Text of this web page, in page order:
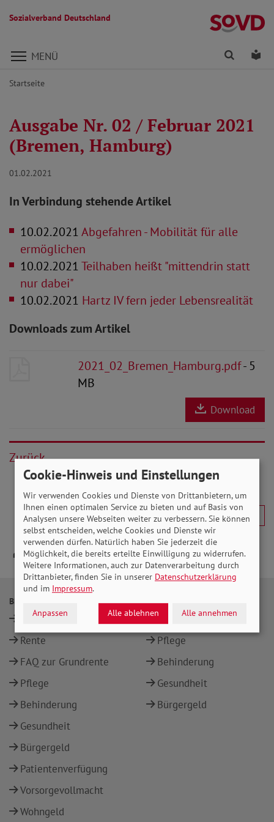
Sozialverband Deutschland
Direkt zu den Inhalten springen
MENÜ Finden
Startseite
Ausgabe Nr. 02 / Februar 2021
(Bremen, Hamburg)
01.02.2021
In Verbindung stehende Artikel
10.02.2021Abgefahren - Mobilität für alle
ermöglichen
10.02.2021Teilhaben heißt "mittendrin statt
nur dabei"
10.02.2021 Hartz IV fern jeder Lebensrealität
Downloads zum Artikel
2021_02_Bremen_Hamburg.pdf- 5
MB
Download
Zurück
BERATUNG
Standorte
Rente
FAQ zur Grundrente
Pflege
Behinderung
Gesundheit
Bürgergeld
Patientenverfügung
Vorsorgevollmacht
Wohngeld
THEMEN
Rente
Pflege
Behinderung
Gesundheit
Bürgergeld
Cookie-Hinweis und Einstellungen
Wir verwenden Cookies und Dienste von Drittanbietern, um
Ihnen einen optimalen Service zu bieten und auf Basis von
Analysen unsere Webseiten weiter zu verbessern. Sie können
selbst entscheiden, welche Cookies und Dienste wir
verwenden dürfen. Natürlich haben Sie jederzeit die
Möglichkeit, die bereits erteilte Einwilligung zu widerrufen.
Weitere Informationen, auch zur Datenverarbeitung durch
Drittanbieter, finden Sie in unserer Datenschutzerklärung
und im Impressum.
Anpassen Alle ablehnen Alle annehmen